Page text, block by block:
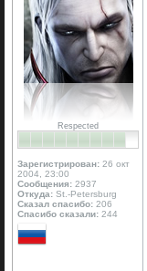
Respected
Зарегистрирован: 26 окт
2004, 23:00
Сообщения: 2937
Откуда: St.-Petersburg
Сказал спасибо: 206
Спасибо сказали: 244